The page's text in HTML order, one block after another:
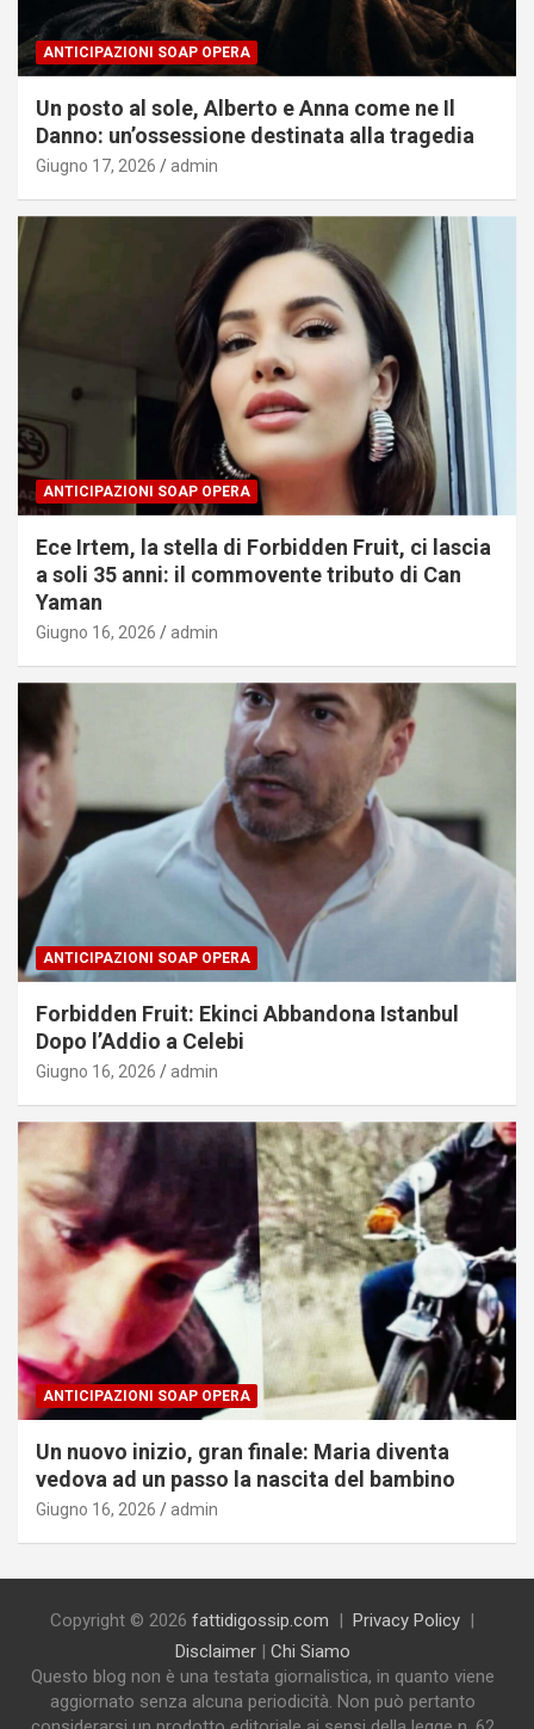
ANTICIPAZIONI SOAP OPERA
Un posto al sole, Alberto e Anna come ne Il
Danno: un’ossessione destinata alla tragedia
Giugno 17, 2026 admin
ANTICIPAZIONI SOAP OPERA
Ece Irtem, la stella di Forbidden Fruit, ci lascia
a soli 35 anni: il commovente tributo di Can
Yaman
Giugno 16, 2026 admin
ANTICIPAZIONI SOAP OPERA
Forbidden Fruit: Ekinci Abbandona Istanbul
Dopo l’Addio a Celebi
Giugno 16, 2026 admin
ANTICIPAZIONI SOAP OPERA
Un nuovo inizio, gran finale: Maria diventa
vedova ad un passo la nascita del bambino
Giugno 16, 2026 admin
Copyright © 2026 fattidigossip.com
Privacy Policy
Disclaimer| Chi Siamo
Questo blog non è una testata giornalistica, in quanto viene
aggiornato senza alcuna periodicità. Non può pertanto